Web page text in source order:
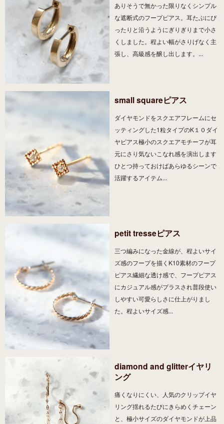
ありそうで無かった限りなくシンプル
な遮断式のフープピアス。耳たぶにぴ
ったりと沿うようにぎりぎりまで小さ
くしました。程よい幅がさりげなく主
張し、高級感を醸し出します。...
small squareピアス
ダイヤモンドをスクエアフレームにセ
ッティングした1粒タイプのK１０ダイ
ヤピアス極小のスクエアモチーフが耳
元にさり気ないこなれ感を演出します
ひとつ持っておけばあらゆるシーンで
活躍するアイテム...
petit tresseピアス
三つ編みになった金線が、程よいサイ
ズ感のフープを描くK10素材のフープ
ピアス繊細な透け感で、フープピアス
にカジュアル感がプラスされ普段使い
しやすい可愛らしさに仕上がりまし
た。程よいサイズ感...
diamond and glitterイヤリ
ング
痛くなりにくい、人気のクリップイヤ
リング揺れるたびにきらめくチェーン
と、極小サイズのダイヤモンドが上品